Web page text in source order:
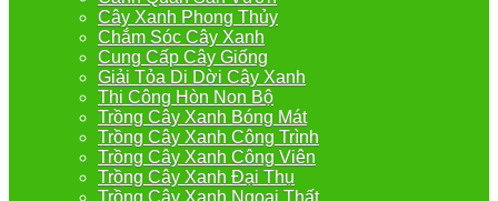
Cây Xanh Phong Thủy
Chắm Sóc Cây Xanh
Cung Cấp Cây Giống
Giải Tỏa Di Dời Cây Xanh
Thi Công Hòn Non Bộ
Trồng Cây Xanh Bóng Mát
Trồng Cây Xanh Công Trình
Trồng Cây Xanh Công Viên
Trồng Cây Xanh Đại Thụ
Trồng Cây Xanh Ngoại Thất